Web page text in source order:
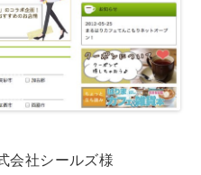
会社シールズ様